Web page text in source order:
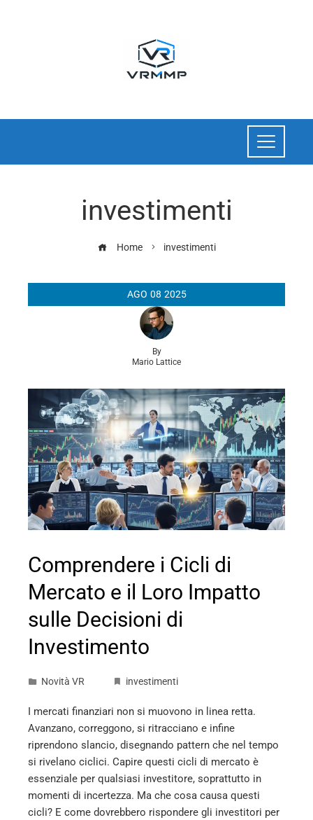
investimenti
Home investimenti
AGO 08 2025
By
Mario Lattice
Comprendere i Cicli di
Mercato e il Loro Impatto
sulle Decisioni di
Investimento
Novità VR investimenti
I mercati finanziari non si muovono in linea retta.
Avanzano, correggono, si ritracciano e infine
riprendono slancio, disegnando pattern che nel tempo
si rivelano ciclici. Capire questi cicli di mercato è
essenziale per qualsiasi investitore, soprattutto in
momenti di incertezza. Ma che cosa causa questi
cicli? E come dovrebbero rispondere gli investitori per